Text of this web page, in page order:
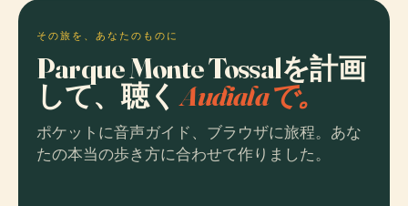
その旅を、あなたのものに
Parque Monte Tossalを計画
して、聴くAudialaで。
ポケットに音声ガイド、ブラウザに旅程。あな
たの本当の歩き方に合わせて作りました。